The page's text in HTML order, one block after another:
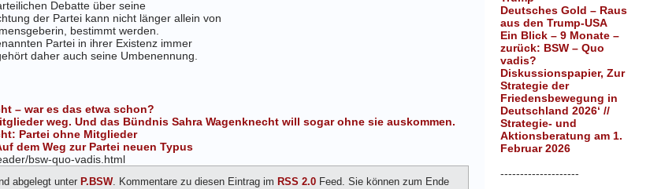
Deutsches Gold – Raus
aus den Trump-USA
Ein Blick – 9 Monate –
zurück: BSW – Quo
vadis?
Diskussionspapier, Zur
Strategie der
Friedensbewegung in
Deutschland 2026‘ //
Strategie- und
Aktionsberatung am 1.
Februar 2026
--------------------
Debatte über seine
der Partei kann nicht länger allein von
bestimmt werden.
Partei in ihrer Existenz immer
daher auch seine Umbenennung.
– war es das etwa schon?
weg. Und das Bündnis Sahra Wagenknecht will sogar ohne sie auskommen.
Partei ohne Mitglieder
dem Weg zur Partei neuen Typus
bsw-quo-vadis.html
abgelegt unter P.BSW. Kommentare zu diesen Eintrag im RSS 2.0 Feed. Sie können zum Ende